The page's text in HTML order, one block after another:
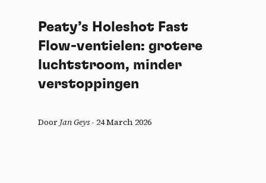
Peaty’s Holeshot Fast
Flow-ventielen: grotere
luchtstroom, minder
verstoppingen
Door Jan Geys- 24 March 2026